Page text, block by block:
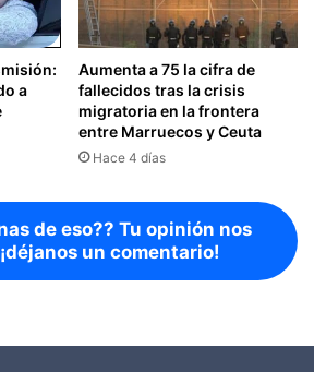
a
Aumenta a 75 la cifra de
fallecidos tras la crisis
migratoria en la frontera
entre Marruecos y Ceuta
Hace 4 días
de eso?? Tu opinión nos
un comentario!